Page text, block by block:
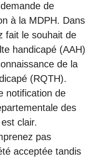
de
à la MDPH. Dans
fait le souhait de
handicapé (AAH)
de la
(RQTH).
notification de
des
clair.
pas
acceptée tandis